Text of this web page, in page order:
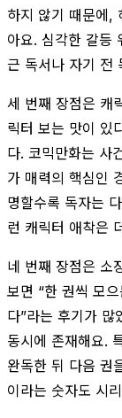
하지 않기 때문에,
아요. 심각한 갈등
근 독서나 자기 전
세 번째 장점은 캐
릭터 보는 맛이 있
다. 코믹만화는 사
가 매력의 핵심인
명할수록 독자는
런 캐릭터 애착은
네 번째 장점은 소
보면 “한 권씩 모
다”라는 후기가 많
동시에 존재해요.
완독한 뒤 다음 권
이라는 숫자도 시